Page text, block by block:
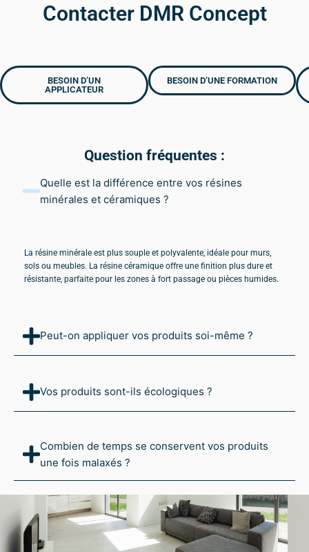
Contacter DMR Concept
BESOIN D’UN
APPLICATEUR
BESOIN D’UNE FORMATION
Question fréquentes :
Quelle est la différence entre vos résines
minérales et céramiques ?
La résine minérale est plus souple et polyvalente, idéale pour murs,
sols ou meubles. La résine céramique offre une finition plus dure et
résistante, parfaite pour les zones à fort passage ou pièces humides.
Peut-on appliquer vos produits soi-même ?
Vos produits sont-ils écologiques ?
Combien de temps se conservent vos produits
une fois malaxés ?